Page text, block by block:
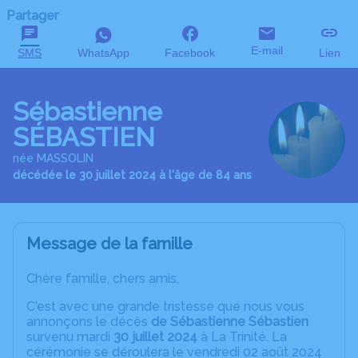
Partager
SMS WhatsApp Facebook E-mail Lien
Sébastienne
SÉBASTIEN
née MASSOLIN
décédée le 30 juillet 2024 à l'âge de 84 ans
Message de la famille
Chère famille, chers amis,
C'est avec une grande tristesse que nous vous
annonçons le décès de Sébastienne Sébastien
survenu mardi 30 juillet 2024 à La Trinité. La
cérémonie se déroulera le vendredi 02 août 2024